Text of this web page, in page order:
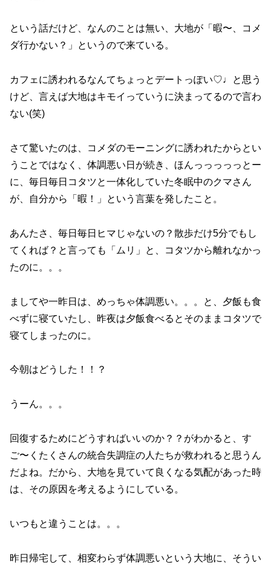
という話だけど、なんのことは無い、大地が「暇〜、コメ
ダ行かない？」というので来ている。
カフェに誘われるなんてちょっとデートっぽい♡♩と思う
けど、言えば大地はキモイっていうに決まってるので言わ
ない(笑)
さて驚いたのは、コメダのモーニングに誘われたからとい
うことではなく、体調悪い日が続き、ほんっっっっっとー
に、毎日毎日コタツと一体化していた冬眠中のクマさん
が、自分から「暇！」という言葉を発したこと。
あんたさ、毎日毎日ヒマじゃないの？散歩だけ5分でもし
てくれば？と言っても「ムリ」と、コタツから離れなかっ
たのに。。。
ましてや一昨日は、めっちゃ体調悪い。。。と、夕飯も食
べずに寝ていたし、昨夜は夕飯食べるとそのままコタツで
寝てしまったのに。
今朝はどうした！！？
うーん。。。
回復するためにどうすればいいのか？？がわかると、す
ご〜くたくさんの統合失調症の人たちが救われると思うん
だよね。だから、大地を見ていて良くなる気配があった時
は、その原因を考えるようにしている。
いつもと違うことは。。。
昨日帰宅して、相変わらず体調悪いという大地に、そうい